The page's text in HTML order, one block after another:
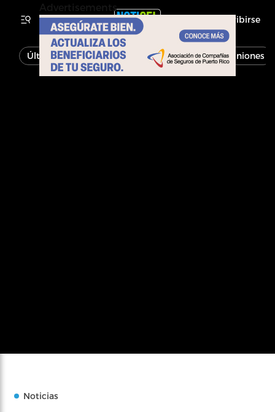
Inscribirse
Última Hora Noticias Economía Opiniones
Noticias
Advertisements